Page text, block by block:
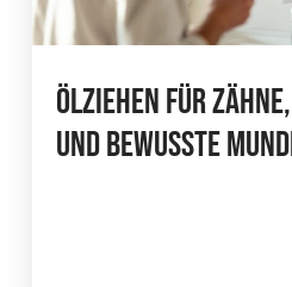
Ölziehen Für
Und Bewusste